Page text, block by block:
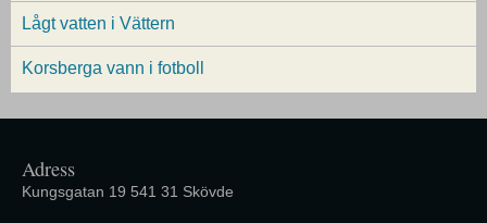
Lågt vatten i Vättern
Korsberga vann i fotboll
Adress
Kungsgatan 19 541 31 Skövde